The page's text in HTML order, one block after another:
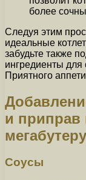
более
Следуя этим
идеальные
забудьте также
ингредиенты для
Приятного
и приправ
мегабутеру
Соусы